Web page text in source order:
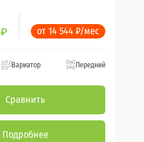
₽ от 14 544 ₽/мес
Вариатор Передний
Сравнить
Подробнее